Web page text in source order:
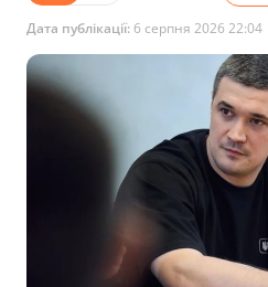
Дата публікації: 6 серпня 2026 22:04